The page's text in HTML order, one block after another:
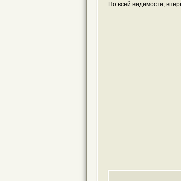
По всей видимости,